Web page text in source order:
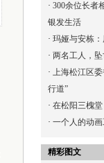
· 300余位长者
银发生活
· 玛娅与安栋
· 两名工人，
· 上海松江区
行道”
· 在松阳三槐
· 一个人的动画
精彩图文